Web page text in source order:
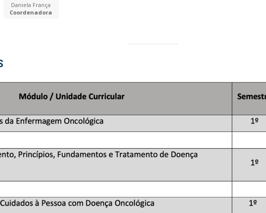
Daniela França
Coordenadora